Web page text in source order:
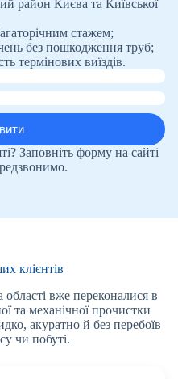
район Києва та Київської
стажем;
без пошкодження труб;
термінових виїздів.
Заповніть форму на сайті
клієнтів
вже переконалися в
та механічної прочистки
акуратно й без перебоїв
чи побуті.